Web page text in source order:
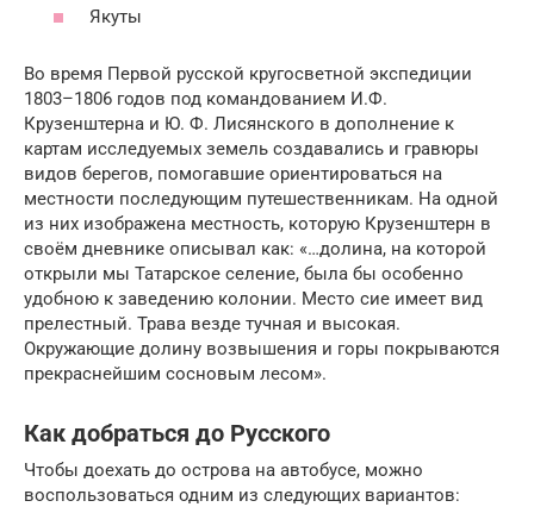
Якуты
Во время Первой русской кругосветной экспедиции
1803–1806 годов под командованием И.Ф.
Крузенштерна и Ю. Ф. Лисянского в дополнение к
картам исследуемых земель создавались и гравюры
видов берегов, помогавшие ориентироваться на
местности последующим путешественникам. На одной
из них изображена местность, которую Крузенштерн в
своём дневнике описывал как: «…долина, на которой
открыли мы Татарское селение, была бы особенно
удобною к заведению колонии. Место сие имеет вид
прелестный. Трава везде тучная и высокая.
Окружающие долину возвышения и горы покрываются
прекраснейшим сосновым лесом».
Как добраться до Русского
Чтобы доехать до острова на автобусе, можно
воспользоваться одним из следующих вариантов: